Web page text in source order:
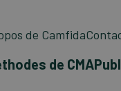
de Camfida
de CMA